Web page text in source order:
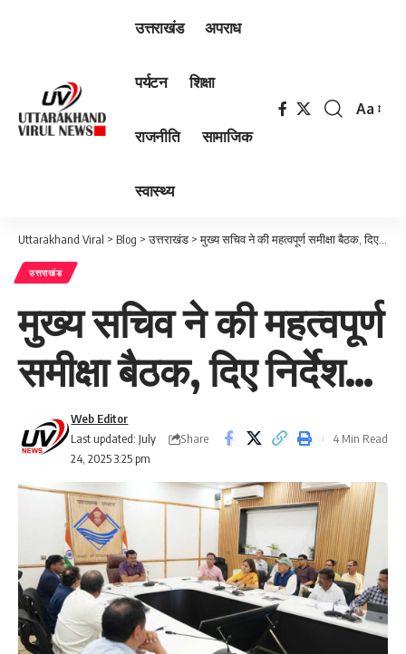
उत्तराखंड अपराध
पर्यटन शिक्षा
राजनीति सामाजिक
स्वास्थ्य
Font
Aa
Uttarakhand Viral > Blog >उत्तराखंड >मुख्य सचिव ने की महत्वपूर्ण समीक्षा बैठक, दिए निर्देश…
उत्तराखंड
मुख्य सचिव ने की महत्वपूर्ण
समीक्षा बैठक, दिए निर्देश…
Last updated: July
24, 2025 3:25 pm
Web Editor
Share
4 Min Read